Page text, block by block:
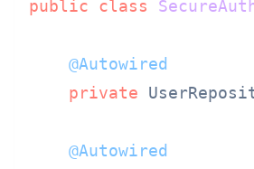
public
class
@Autowired
private
@Autowired